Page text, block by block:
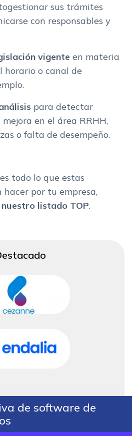
sus trámites
con responsables y
vigente en materia
horario o canal de
para detectar
en el área RRHH,
o falta de desempeño.
todo lo que estas
por tu empresa,
nuestro listado TOP.
de software de